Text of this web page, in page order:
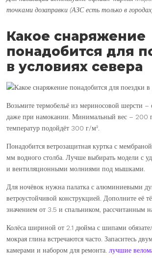
точками дозаправки (АЗС есть только в
Какое снаряжение
понадобится для
в условиях севера
Возьмите термобельё из мериносовой шерсти –
даже при намокании. Минимальный вес – 200
температур подойдёт 300 г/м².
Понадобится ветрозащитная куртка с
мм водного столба. Лучше выбирать модели с
и вентиляционными молниями под мышками.
Для ночёвок нужна палатка с алюминиевыми
ветроустойчивой конструкцией. Дополните её
значением от 3.5 и спальником, рассчитанным
Колёса шириной от 2.1 дюйма с шипами
мокрая глина встречаются часто. Запаситесь
камерами и набором для ремонта.лучшие